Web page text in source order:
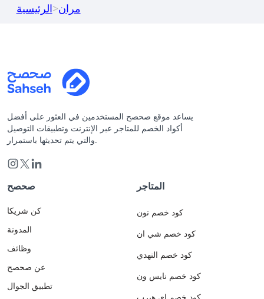
الرئيسية>مران
يساعد موقع صحصح المستخدمين في العثور على أفضل
أكواد الخصم للمتاجر عبر الإنترنت وتطبيقات التوصيل
والتي يتم تحديثها باستمرار.
صحصح
كن شريكا
المدونة
وظائف
عن صحصح
تطبيق الجوال
المتاجر
كود خصم نون
كود خصم شي ان
كود خصم النهدي
كود خصم نايس ون